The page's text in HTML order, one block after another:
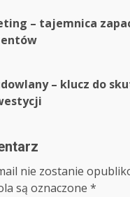
– tajemnica
– klucz do
nie zostanie
są oznaczone *